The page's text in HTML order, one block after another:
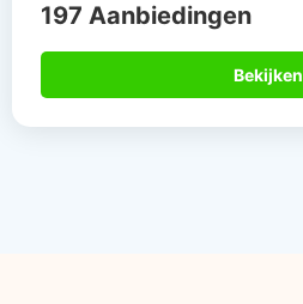
197 Aanbiedingen
Bekijken